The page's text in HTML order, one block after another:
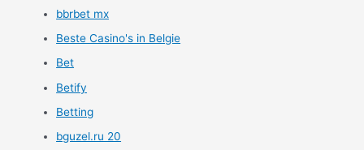
bbrbet mx
Beste Casino's in Belgie
Bet
Betify
Betting
bguzel.ru 20